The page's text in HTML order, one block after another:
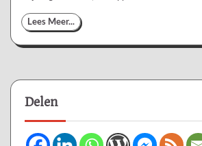
Lees Meer...
Delen